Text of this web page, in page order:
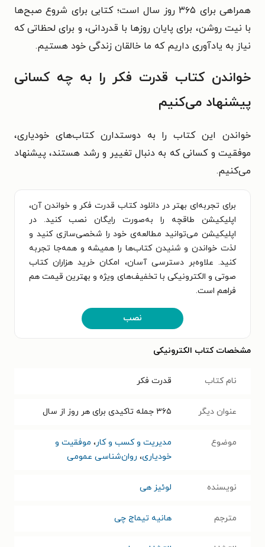
همراهی برای ۳۶۵ روز سال است؛ کتابی برای شروع صبح‌ها
با نیت روشن، برای پایان روزها با قدردانی، و برای لحظاتی که
نیاز به یادآوری داریم که ما خالقان زندگی خود هستیم.
خواندن کتاب قدرت فکر را به چه کسانی
پیشنهاد می‌کنیم
خواندن این کتاب را به دوستدارن کتاب‌های خودیاری،
موفقیت و کسانی که به دنبال تغییر و رشد هستند، پیشنهاد
می‌کنیم.
برای تجربه‌ای بهتر در دانلود کتاب قدرت فکر و خواندن آن،
اپلیکیشن طاقچه را به‌صورت رایگان نصب کنید. در
اپلیکیشن می‌توانید مطالعه‌ی خود را شخصی‌سازی کنید و
لذت خواندن و شنیدن کتاب‌ها را همیشه و همه‌جا تجربه
کنید. علاوه‌بر دسترسی آسان، امکان خرید هزاران کتاب
صوتی و الکترونیکی با تخفیف‌های ویژه و بهترین قیمت هم
فراهم است.
نصب
مشخصات کتاب الکترونیکی
نام کتاب قدرت فکر
عنوان دیگر ۳۶۵ جمله تاکیدی برای هر روز از سال
موضوع مدیریت و کسب و کار، موفقیت و
خودیاری، روان‌شناسی عمومی
نویسنده لوئیز هی
مترجم هانیه تیماج چی